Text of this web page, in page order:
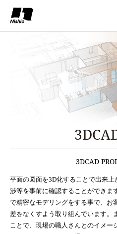
3DCAD
平面の図面を3D化することで出来
渉等を事前に確認することができま
で精密なモデリングをする事で、お
差をなくすよう取り組んでいます。
ことで、現場の職人さんとのイメー